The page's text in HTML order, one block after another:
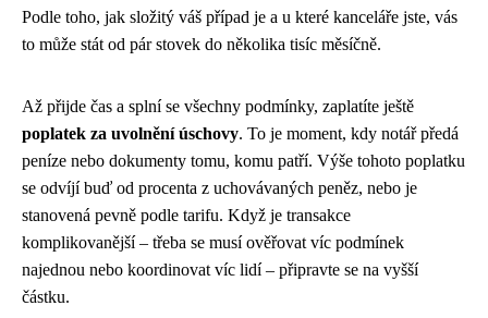
Podle toho, jak složitý váš případ je a u které kanceláře jste, vás
to může stát od pár stovek do několika tisíc měsíčně.
Až přijde čas a splní se všechny podmínky, zaplatíte ještě
poplatek za uvolnění úschovy. To je moment, kdy notář předá
peníze nebo dokumenty tomu, komu patří. Výše tohoto poplatku
se odvíjí buď od procenta z uchovávaných peněz, nebo je
stanovená pevně podle tarifu. Když je transakce
komplikovanější – třeba se musí ověřovat víc podmínek
najednou nebo koordinovat víc lidí – připravte se na vyšší
částku.